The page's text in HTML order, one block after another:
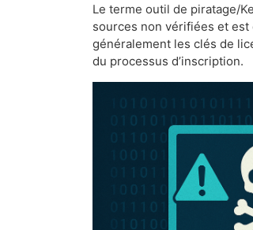
La prévention outil de
FAQs
Le terme outil de piratage/
sources non vérifiées et est
généralement les clés de
du processus d’inscription.